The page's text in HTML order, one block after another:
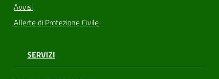
Avvisi
Allerte di Protezione Civile
SERVIZI